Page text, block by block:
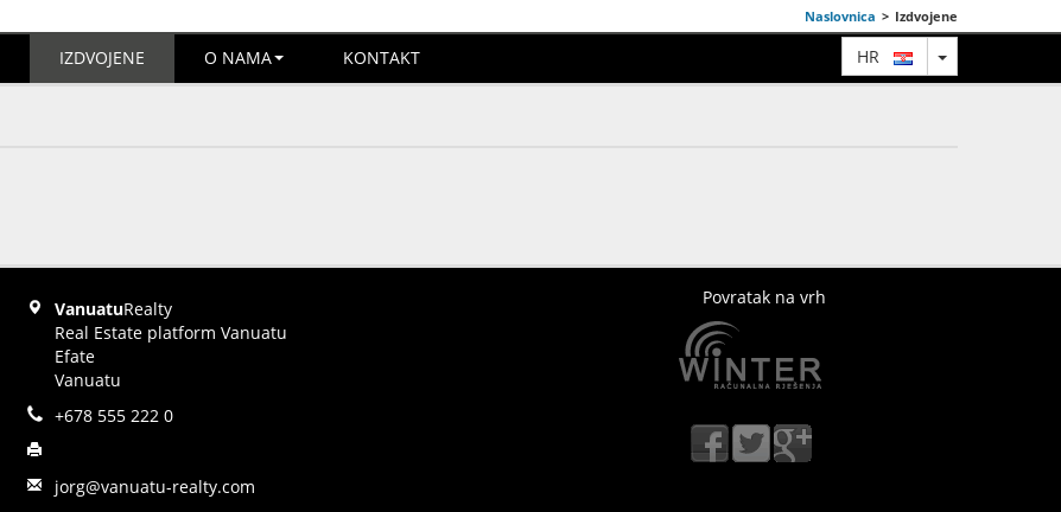
Naslovnica > Izdvojene
HR TOGGLE
IZDVOJENE O NAMA KONTAKT
VanuatuRealty
Real Estate platform Vanuatu
Efate
Vanuatu
+678 555 222 0
jorg@vanuatu-realty.com
Povratak na vrh